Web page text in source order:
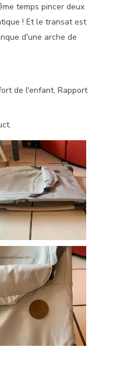
temps pincer deux
! Et le transat est
d'une arche de
de l'enfant, Rapport